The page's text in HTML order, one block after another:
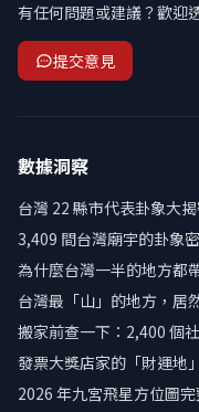
有任何問題或建議？歡迎
提交意見
數據洞察
台灣 22 縣市代表卦象大
3,409 間台灣廟宇的卦象
為什麼台灣一半的地方都
台灣最「山」的地方，居
搬家前查一下：2,400 個
發票大獎店家的「財運地
2026 年九宮飛星方位圖